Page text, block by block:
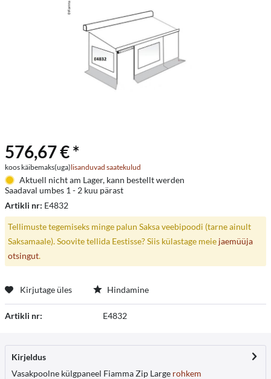
576,67 € *
koos käibemaks(uga)lisanduvad saatekulud
Aktuell nicht am Lager, kann bestellt werden
Saadaval umbes 1 - 2 kuu pärast
Artikli nr: E4832
Tellimuste tegemiseks minge palun Saksa veebipoodi (tarne ainult
Saksamaale). Soovite tellida Eestisse? Siis külastage meie jaemüüja
otsingut.
Kirjutage üles Hindamine
Artikli nr: E4832
Kirjeldus
Vasakpoolne külgpaneel Fiamma Zip Large rohkem